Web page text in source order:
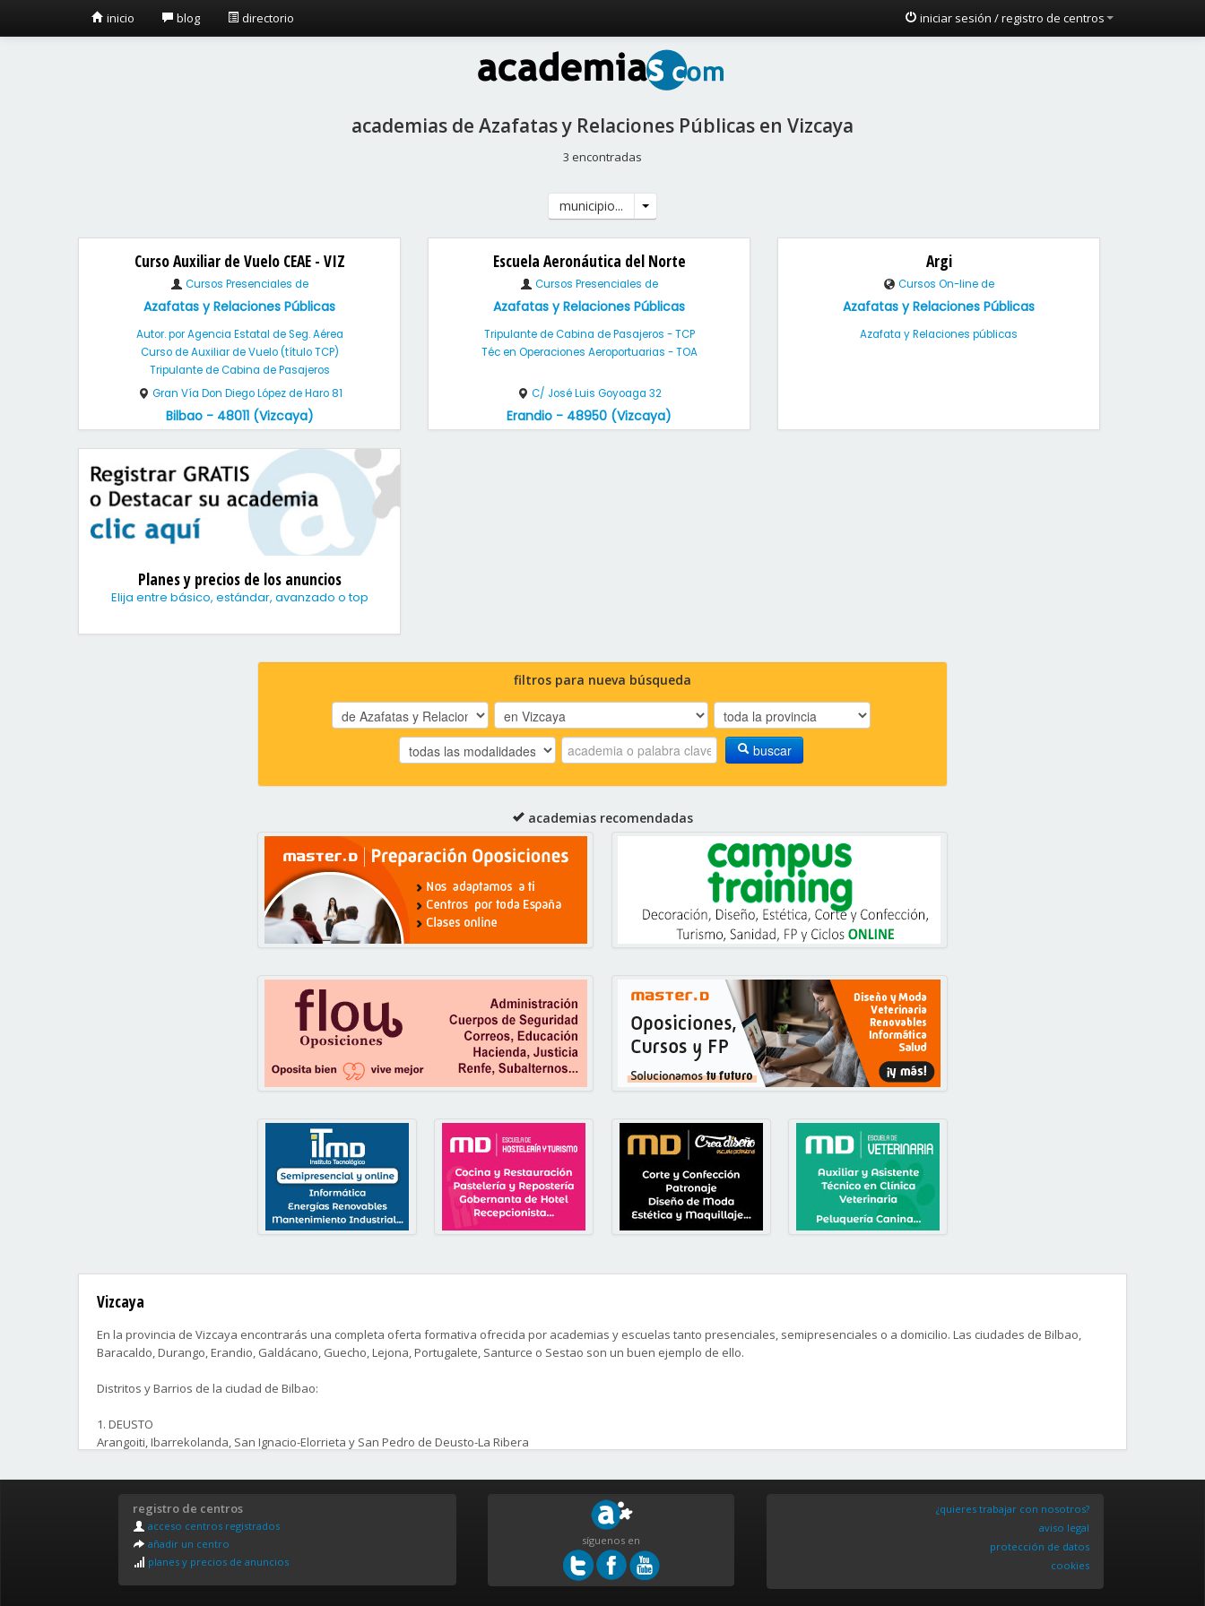
inicio blog directorio iniciar sesión / registro de centros
academias de Azafatas y Relaciones Públicas en Vizcaya
3 encontradas
municipio...
Curso Auxiliar de Vuelo CEAE - VIZ
Cursos Presenciales de
Azafatas y Relaciones Públicas
Autor. por Agencia Estatal de Seg. Aérea
Curso de Auxiliar de Vuelo (título TCP)
Tripulante de Cabina de Pasajeros
Gran Vía Don Diego López de Haro 81
Bilbao - 48011 (Vizcaya)
Escuela Aeronáutica del Norte
Cursos Presenciales de
Azafatas y Relaciones Públicas
Tripulante de Cabina de Pasajeros - TCP
Téc en Operaciones Aeroportuarias - TOA
C/ José Luis Goyoaga 32
Erandio - 48950 (Vizcaya)
Argi
Cursos On-line de
Azafatas y Relaciones Públicas
Azafata y Relaciones públicas
Planes y precios de los anuncios
Elija entre básico, estándar, avanzado o top
filtros para nueva búsqueda
buscar
academias recomendadas
Vizcaya
En la provincia de Vizcaya encontrarás una completa oferta formativa ofrecida por academias y escuelas tanto presenciales, semipresenciales o a domicilio. Las ciudades de Bilbao,
Baracaldo, Durango, Erandio, Galdácano, Guecho, Lejona, Portugalete, Santurce o Sestao son un buen ejemplo de ello.
Distritos y Barrios de la ciudad de Bilbao:
1. DEUSTO
Arangoiti, Ibarrekolanda, San Ignacio-Elorrieta y San Pedro de Deusto-La Ribera
2. URÍBARRI
3. OTXARKOAGA-TXURDINAGA
Otxarkoaga y Txurdinaga
4. BEGOÑA
registro de centros
acceso centros registrados
añadir un centro
planes y precios de anuncios
síguenos en
¿quieres trabajar con nosotros?
aviso legal
protección de datos
cookies